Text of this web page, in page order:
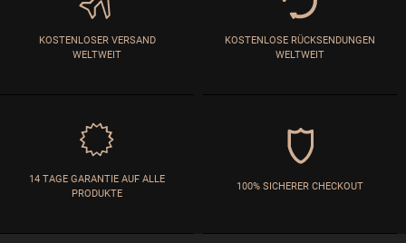
KOSTENLOSER VERSAND
WELTWEIT
KOSTENLOSE RÜCKSENDUNGEN
WELTWEIT
14 TAGE GARANTIE AUF ALLE
PRODUKTE
100% SICHERER CHECKOUT